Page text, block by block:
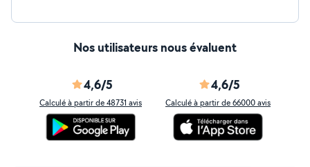
Nos utilisateurs nous évaluent
4,6/5
Calculé à partir de 48731 avis
4,6/5
Calculé à partir de 66000 avis